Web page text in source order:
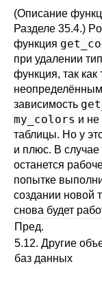
(Описание
Разделе 35.4.)
функция
при удалении
функция, так как
зависимость
my_colors и не
таблицы. Но у
и плюс. В случае
останется
попытке
создании новой
снова будет
Пред.
5.12. Другие
баз данных